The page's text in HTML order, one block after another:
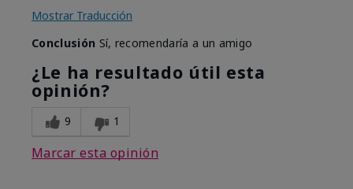
Mostrar Traducción
Conclusión Sí, recomendaría a un amigo
¿Le ha resultado útil esta
opinión?
9 1
Marcar esta opinión